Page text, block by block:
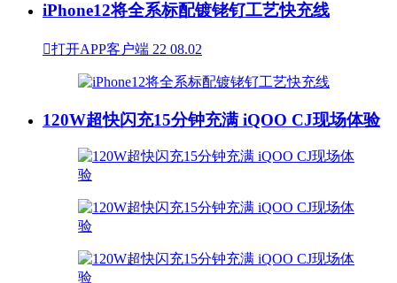
iPhone12将全系标配镀铑钌工艺快充线
打开APP客户端 22 08.02
120W超快闪充15分钟充满 iQOO CJ现场体验